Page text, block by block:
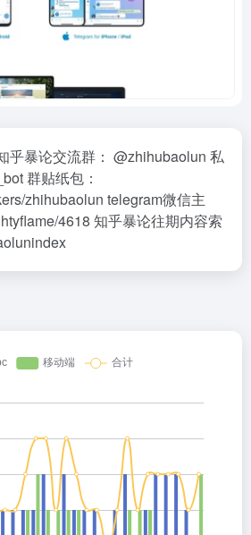
乎暴论交流群： @zhihubaolun 私
群贴纸包：
zhihubaolun telegram微信主
4618 知乎暴论往期内容索